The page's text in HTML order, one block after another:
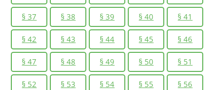
§ 37 § 38 § 39 § 40 § 41
§ 42 § 43 § 44 § 45 § 46
§ 47 § 48 § 49 § 50 § 51
§ 52 § 53 § 54 § 55 § 56